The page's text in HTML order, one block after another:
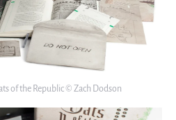
of the Republic © Zach Dodson